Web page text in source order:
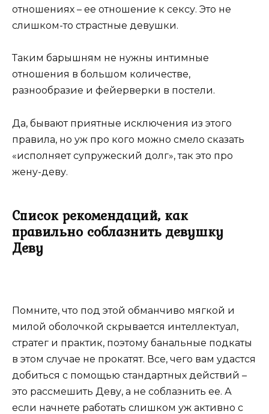
отношениях – ее отношение к сексу. Это не
слишком-то страстные девушки.
Таким барышням не нужны интимные
отношения в большом количестве,
разнообразие и фейерверки в постели.
Да, бывают приятные исключения из этого
правила, но уж про кого можно смело сказать
«исполняет супружеский долг», так это про
жену-деву.
Список рекомендаций, как
правильно соблазнить девушку
Деву
Помните, что под этой обманчиво мягкой и
милой оболочкой скрывается интеллектуал,
стратег и практик, поэтому банальные подкаты
в этом случае не прокатят. Все, чего вам удастся
добиться с помощью стандартных действий –
это рассмешить Деву, а не соблазнить ее. А
если начнете работать слишком уж активно с